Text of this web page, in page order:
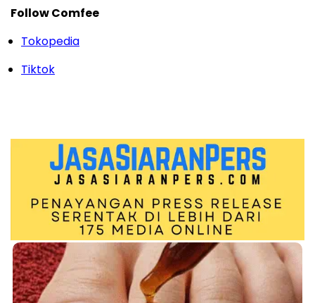
Follow Comfee
Tokopedia
Tiktok